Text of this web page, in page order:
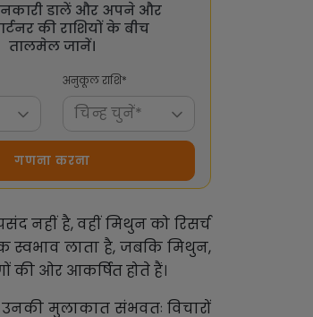
डालें और अपने और
की राशियों के बीच
तालमेल जानें।
अनुकूल राशि*
चिन्ह चुनें*
गणना करना
नहीं है, वहीं मिथुन को रिसर्च
स्वभाव लाता है, जबकि मिथुन,
की ओर आकर्षित होते हैं।
मुलाकात संभवतः विचारों